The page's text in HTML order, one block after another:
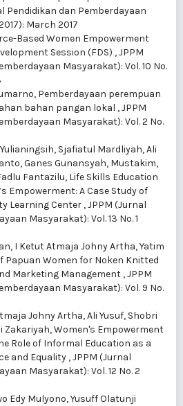
Pendidikan dan Pemberdayaan
March 2017
Based Women Empowerment
Session (FDS) ,JPPM
Masyarakat): Vol. 10 No.
Pemberdayaan perempuan
bahan pangan lokal ,JPPM
Masyarakat): Vol. 2 No.
Sjafiatul Mardliyah, Ali
Ganes Gunansyah, Mustakim,
Fantazilu, Life Skills Education
Empowerment: A Case Study of
Learning Center ,JPPM (Jurnal
Masyarakat): Vol. 13 No. 1
I Ketut Atmaja Johny Artha, Yatim
Papuan Women for Noken Knitted
Marketing Management ,JPPM
Masyarakat): Vol. 9 No.
Johny Artha, Ali Yusuf, Shobri
Zakariyah,Women's Empowerment
Role of Informal Education as a
and Equality ,JPPM (Jurnal
Masyarakat): Vol. 12 No. 2
Edy Mulyono, Yusuff Olatunji